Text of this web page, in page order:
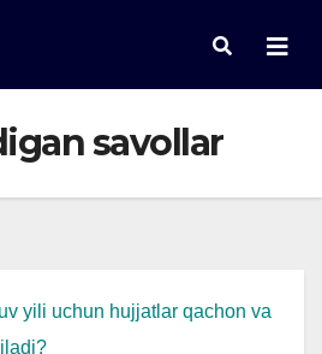
savollar
yili uchun hujjatlar qachon va